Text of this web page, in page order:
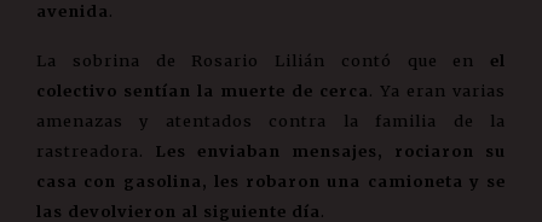
avenida.
La sobrina de Rosario Lilián contó que en el
colectivo sentían la muerte de cerca. Ya eran varias
amenazas y atentados contra la familia de la
rastreadora. Les enviaban mensajes, rociaron su
casa con gasolina, les robaron una camioneta y se
las devolvieron al siguiente día.